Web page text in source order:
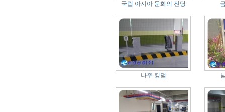
국립 아시아 문화의 전당
나주 킹덤